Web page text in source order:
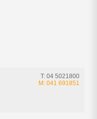
T: 04 5021800
M: 041 691851